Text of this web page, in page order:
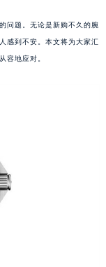
问题。无论是新购不久的腕
感到不安。本文将为大家汇
容地应对。